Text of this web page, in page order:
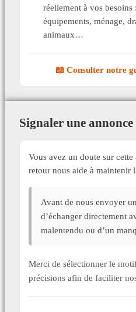
réellement à vos besoins
équipements, ménage,
animaux…
📖 Consulter notre
Signaler une annonce
Vous avez un doute sur
retour nous aide à maintenir
Avant de nous envoyer
d’échanger directement
malentendu ou d’un
Merci de sélectionner le
précisions afin de faciliter